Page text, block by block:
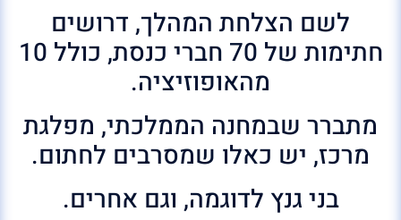
לשם הצלחת המהלך, דרושים
חתימות של 70 חברי כנסת, כולל 10
מהאופוזיציה.
מתברר שבמחנה הממלכתי, מפלגת
מרכז, יש כאלו שמסרבים לחתום.
בני גנץ לדוגמה, וגם אחרים.